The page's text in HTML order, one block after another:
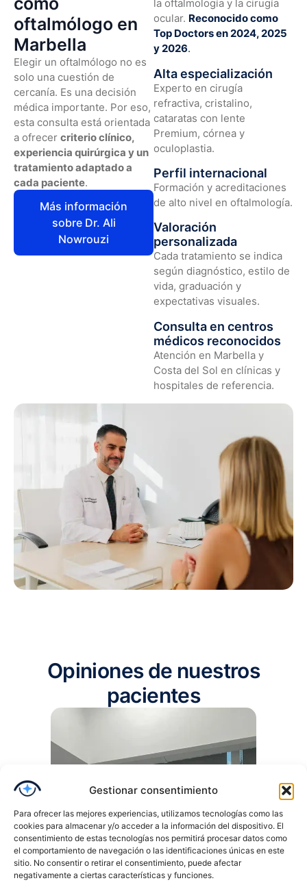
Gestionar consentimiento
Para ofrecer las mejores experiencias, utilizamos tecnologías como las
cookies para almacenar y/o acceder a la información del dispositivo. El
consentimiento de estas tecnologías nos permitirá procesar datos como
el comportamiento de navegación o las identificaciones únicas en este
sitio. No consentir o retirar el consentimiento, puede afectar
negativamente a ciertas características y funciones.
oftalmólogo en
Marbella
Elegir un oftalmólogo no es
solo una cuestión de
cercanía. Es una decisión
médica importante. Por eso,
esta consulta está orientada
a ofrecer criterio clínico,
experiencia quirúrgica y un
tratamiento adaptado a
cada paciente.
Más información
sobre Dr. Ali
Nowrouzi
la oftalmología y la cirugía
ocular. Reconocido como
Top Doctors en 2024, 2025
y 2026.
Alta especialización
Experto en cirugía
refractiva, cristalino,
cataratas con lente
Premium, córnea y
oculoplastia.
Perfil internacional
Formación y acreditaciones
de alto nivel en oftalmología.
Valoración
personalizada
Cada tratamiento se indica
según diagnóstico, estilo de
vida, graduación y
expectativas visuales.
Consulta en centros
médicos reconocidos
Atención en Marbella y
Costa del Sol en clínicas y
hospitales de referencia.
Opiniones de nuestros
pacientes